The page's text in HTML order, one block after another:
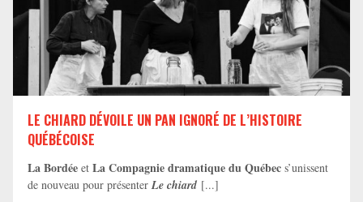
LE CHIARD DÉVOILE UN PAN IGNORÉ DE L’HISTOIRE
QUÉBÉCOISE
La Bordée et La Compagnie dramatique du Québec s’unissent
de nouveau pour présenter Le chiard [...]